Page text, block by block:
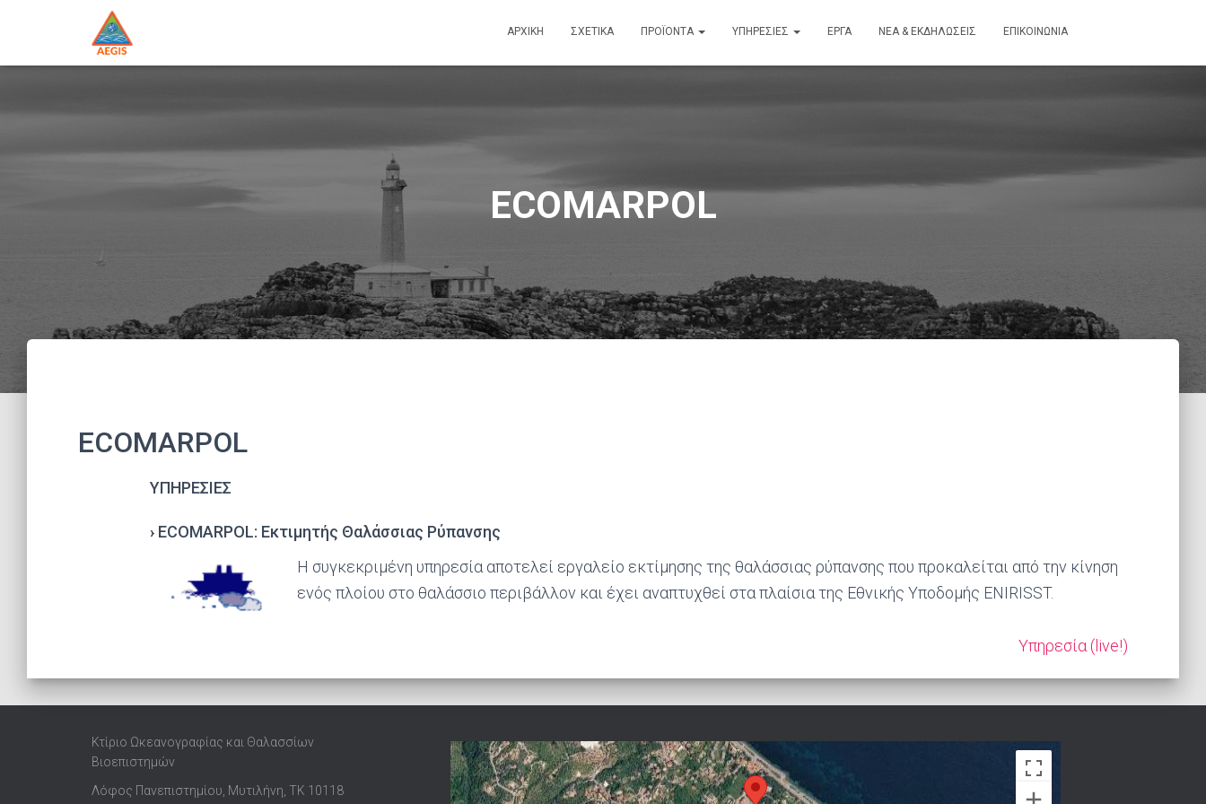
ΑΡΧΙΚΗ ΣΧΕΤΙΚΑ ΠΡΟΪΟΝΤΑ ΥΠΗΡΕΣΙΕΣ ΕΡΓΑ ΝΕΑ & ΕΚΔΗΛΩΣΕΙΣ ΕΠΙΚΟΙΝΩΝΙΑ
ECOMARPOL
ECOMARPOL
ΥΠΗΡΕΣΙΕΣ
› ECOMARPOL: Εκτιμητής Θαλάσσιας Ρύπανσης
Η συγκεκριμένη υπηρεσία αποτελεί εργαλείο εκτίμησης της θαλάσσιας ρύπανσης που προκαλείται από την κίνηση
ενός πλοίου στο θαλάσσιο περιβάλλον και έχει αναπτυχθεί στα πλαίσια της Εθνικής Υποδομής ENIRISST.
Υπηρεσία (live!)
Κτίριο Ωκεανογραφίας και Θαλασσίων
Βιοεπιστημών
Λόφος Πανεπιστημίου, Μυτιλήνη, ΤΚ 10118